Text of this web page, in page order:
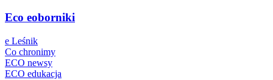
Eco eoborniki
e Leśnik
Co chronimy
ECO newsy
ECO edukacja